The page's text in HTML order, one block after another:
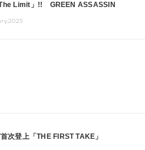
Limit」!! GREEN ASSASSIN
次登上「THE FIRST TAKE」